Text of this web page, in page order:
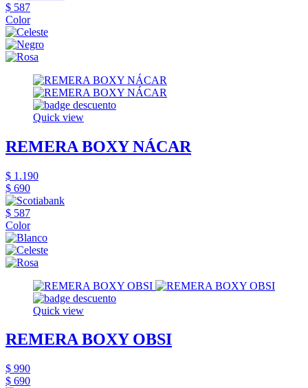
$ 587
Color
Quick view
REMERA BOXY NÁCAR
$ 1.190
$ 690
$ 587
Color
Quick view
REMERA BOXY OBSI
$ 990
$ 690